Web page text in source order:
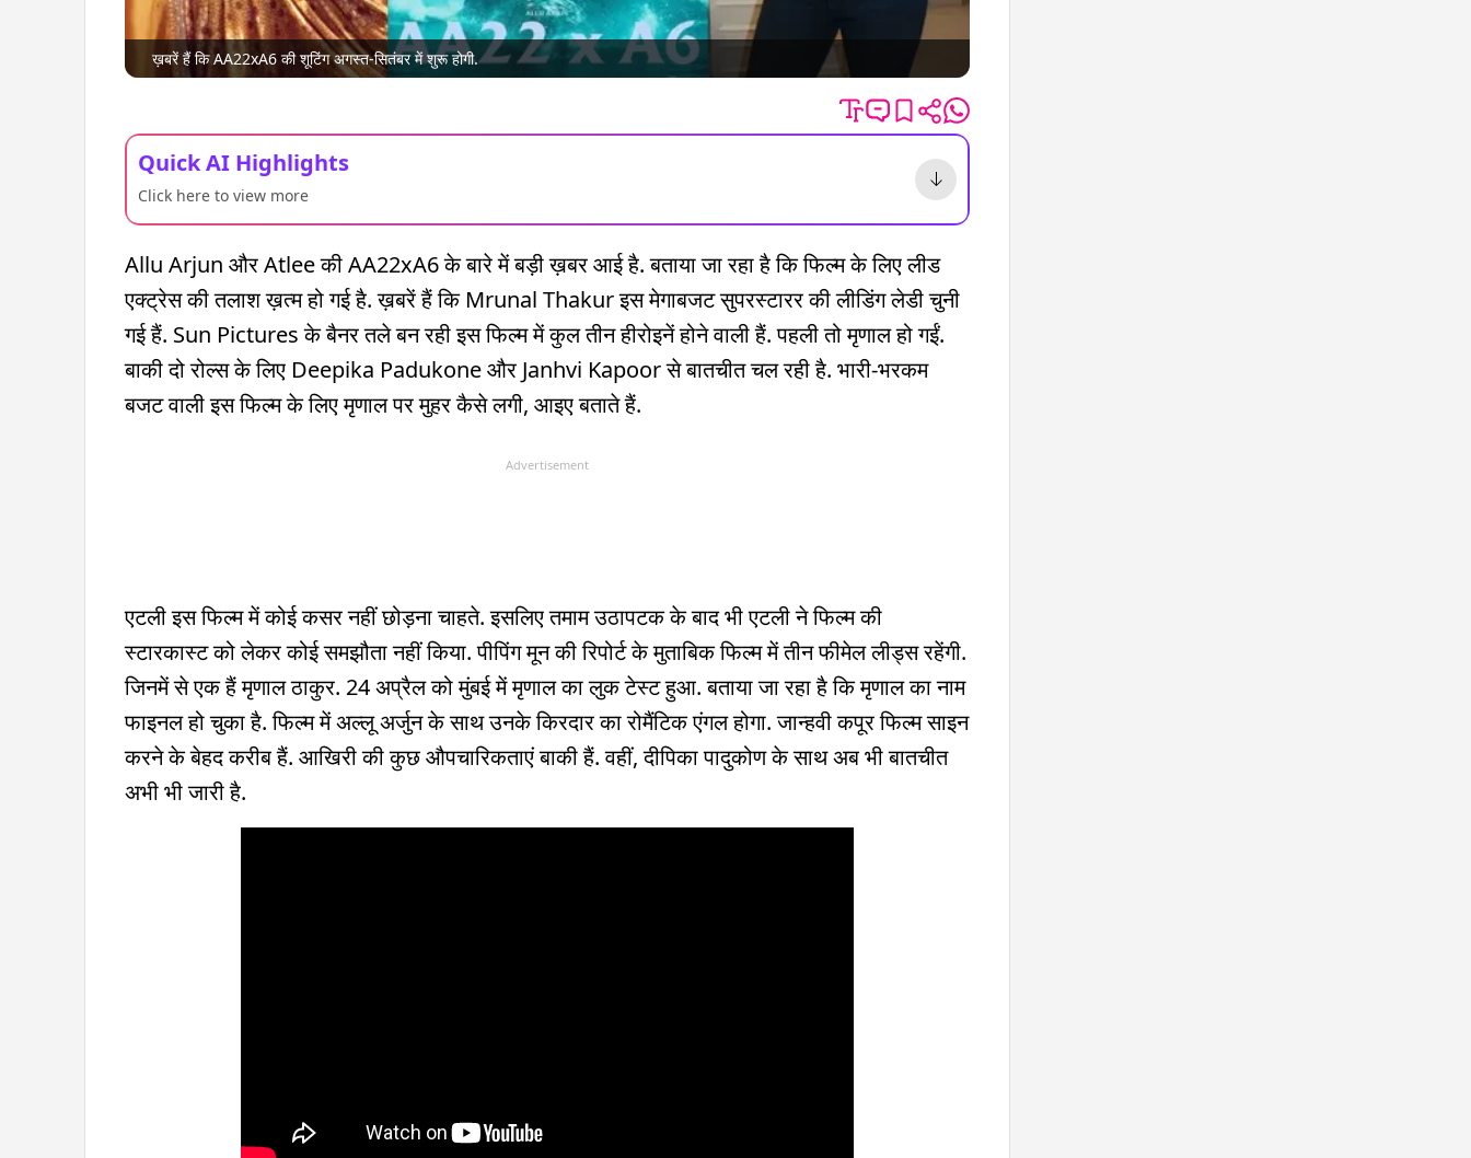
ख़बरें हैं कि AA22xA6 की शूटिंग अगस्त-सितंबर में शुरू होगी.
Quick AI Highlights
Click here to view more
Allu Arjun और Atlee की AA22xA6 के बारे में बड़ी ख़बर आई है. बताया जा रहा है कि फिल्म के लिए लीड
एक्ट्रेस की तलाश ख़त्म हो गई है. ख़बरें हैं कि Mrunal Thakur इस मेगाबजट सुपरस्टारर की लीडिंग लेडी चुनी
गई हैं. Sun Pictures के बैनर तले बन रही इस फिल्म में कुल तीन हीरोइनें होने वाली हैं. पहली तो मृणाल हो गईं.
बाकी दो रोल्स के लिए Deepika Padukone और Janhvi Kapoor से बातचीत चल रही है. भारी-भरकम
बजट वाली इस फिल्म के लिए मृणाल पर मुहर कैसे लगी, आइए बताते हैं.
Advertisement
एटली इस फिल्म में कोई कसर नहीं छोड़ना चाहते. इसलिए तमाम उठापटक के बाद भी एटली ने फिल्म की
स्टारकास्ट को लेकर कोई समझौता नहीं किया. पीपिंग मून की रिपोर्ट के मुताबिक फिल्म में तीन फीमेल लीड्स रहेंगी.
जिनमें से एक हैं मृणाल ठाकुर. 24 अप्रैल को मुंबई में मृणाल का लुक टेस्ट हुआ. बताया जा रहा है कि मृणाल का नाम
फाइनल हो चुका है. फिल्म में अल्लू अर्जुन के साथ उनके किरदार का रोमैंटिक एंगल होगा. जान्हवी कपूर फिल्म साइन
करने के बेहद करीब हैं. आखिरी की कुछ औपचारिकताएं बाकी हैं. वहीं, दीपिका पादुकोण के साथ अब भी बातचीत
अभी भी जारी है.